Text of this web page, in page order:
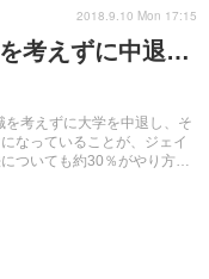
人気記事考えずに中退…
考えずに大学を中退し、そ
なっていることが、ジェイ
ついても約30％がやり方が
2018.9.10 Mon 17:15